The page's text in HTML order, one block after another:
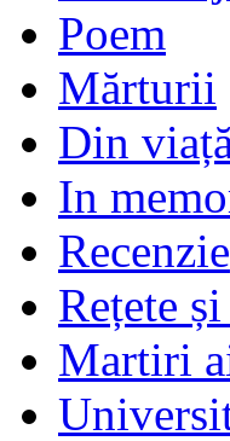
Poem
Mărturii
Din
In
Recenzie
Rețete
Martiri